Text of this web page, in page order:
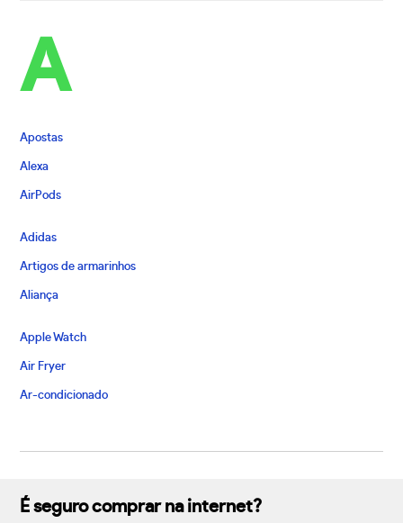
A
Apostas
Alexa
AirPods
Adidas
Artigos de armarinhos
Aliança
Apple Watch
Air Fryer
Ar-condicionado
É seguro comprar na internet?